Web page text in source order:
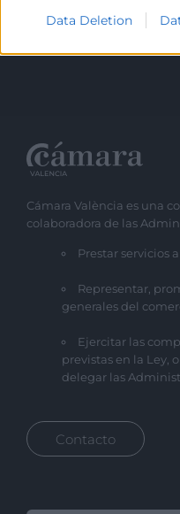
Data Deletion
Cámara València es una
colaboradora de las
Prestar servicios
Representar,
generales del
Ejercitar las
previstas en la Ley,
delegar las
Contacto